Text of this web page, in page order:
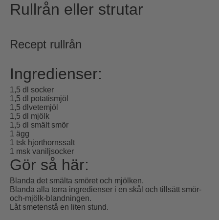
Rullrån eller strutar
Recept rullrån
Ingredienser:
1,5 dl socker
1,5 dl potatismjöl
1,5 dlvetemjöl
1,5 dl mjölk
1,5 dl smält smör
1 ägg
1 tsk hjorthornssalt
1 msk vaniljsocker
Gör så här:
Blanda det smälta smöret och mjölken.
Blanda alla torra ingredienser i en skål och tillsätt smör-
och-mjölk-blandningen.
Låt smetenstå en liten stund.